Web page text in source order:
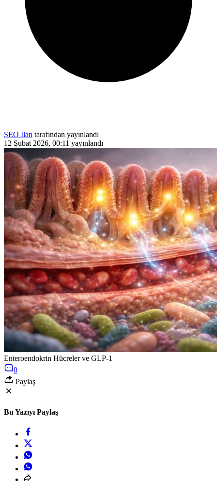
SEO İlan tarafından yayınlandı
12 Şubat 2026, 00:11 yayınlandı
Enteroendokrin Hücreler ve GLP-1
0
Paylaş
Bu Yazıyı Paylaş